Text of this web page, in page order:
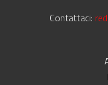
Contattaci: